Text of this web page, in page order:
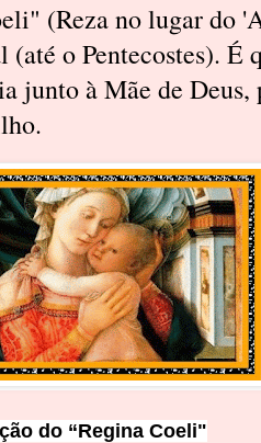
(Reza no lugar do
o Pentecostes). É
junto à Mãe de Deus,
do “Regina Coeli"